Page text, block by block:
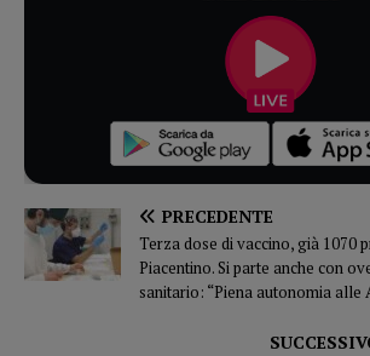
PRECEDENTE
Terza dose di vaccino, già 1070
Piacentino. Si parte anche con
sanitario: “Piena autonomia alle